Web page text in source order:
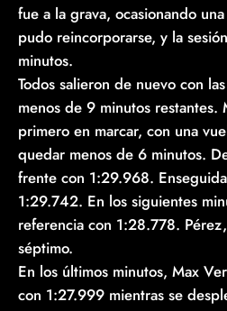
fue a la grava, ocasionando
pudo reincorporarse, y la
minutos.
Todos salieron de nuevo con
menos de 9 minutos restantes.
primero en marcar, con una
quedar menos de 6 minutos.
frente con 1:29.968.
1:29.742. En los siguientes
referencia con 1:28.778.
séptimo.
En los últimos minutos, Max
con 1:27.999 mientras se